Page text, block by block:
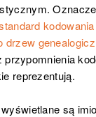
drzew
przypomnienia
reprezentują.
są